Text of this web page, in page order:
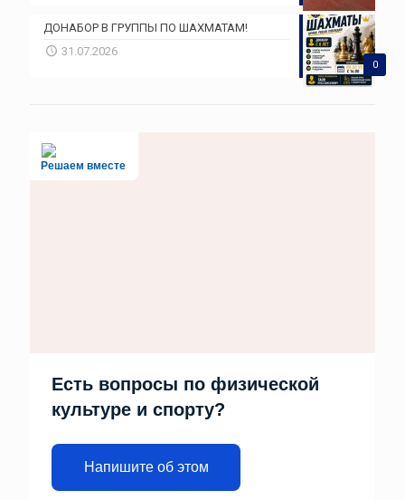
0
ДОНАБОР В ГРУППЫ ПО ШАХМАТАМ!
31.07.2026
Решаем вместе
Есть вопросы по физической
культуре и спорту?
Напишите об этом